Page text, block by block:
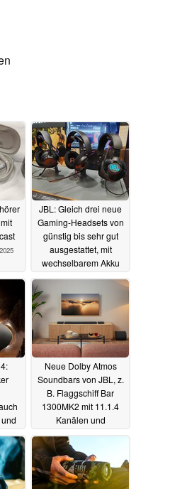
JBL: Gleich drei neue
Gaming-Headsets von
günstig bis sehr gut
ausgestattet, mit
wechselbarem Akku
Neue Dolby Atmos
Soundbars von JBL, z.
B. Flaggschiff Bar
1300MK2 mit 11.1.4
Kanälen und
Lautsprechern
10.06.2025